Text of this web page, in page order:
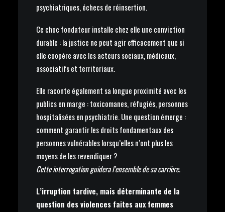
psychiatriques, échecs de réinsertion.
Ce choc fondateur installe chez elle une conviction
durable : la justice ne peut agir efficacement que si
elle coopère avec les acteurs sociaux, médicaux,
associatifs et territoriaux.
Elle raconte également sa longue proximité avec les
publics en marge : toxicomanes, réfugiés, personnes
hospitalisées en psychiatrie. Une question émerge :
comment garantir les droits fondamentaux des
personnes vulnérables lorsqu’elles n’ont plus les
moyens de les revendiquer ?
Cette interrogation guidera l’ensemble de sa carrière.
L’irruption tardive, mais déterminante de la
question des violences faites aux femmes